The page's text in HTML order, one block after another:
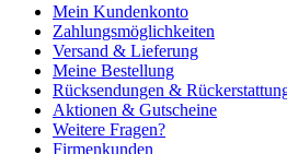
Mein Kundenkonto
Zahlungsmöglichkeiten
Versand & Lieferung
Meine Bestellung
Rücksendungen &
Aktionen & Gutscheine
Weitere Fragen?
Firmenkunden